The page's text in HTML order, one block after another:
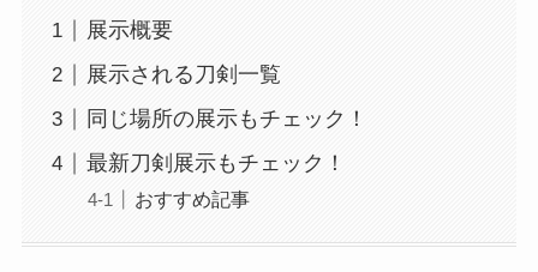
展示概要
展示される刀剣一覧
同じ場所の展示もチェック！
最新刀剣展示もチェック！
おすすめ記事